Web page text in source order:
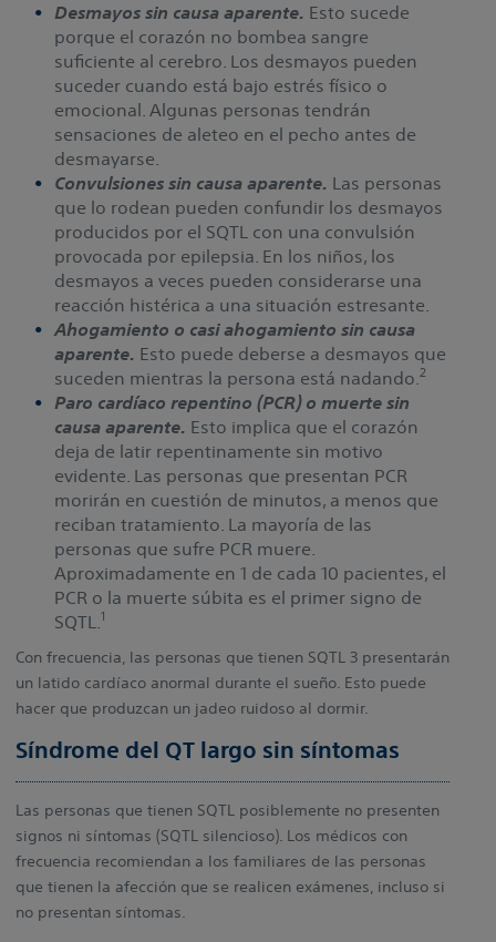
Desmayos sin causa aparente. Esto sucede
porque el corazón no bombea sangre
suficiente al cerebro. Los desmayos pueden
suceder cuando está bajo estrés físico o
emocional. Algunas personas tendrán
sensaciones de aleteo en el pecho antes de
desmayarse.
Convulsiones sin causa aparente. Las personas
que lo rodean pueden confundir los desmayos
producidos por el SQTL con una convulsión
provocada por epilepsia. En los niños, los
desmayos a veces pueden considerarse una
reacción histérica a una situación estresante.
Ahogamiento o casi ahogamiento sin causa
aparente. Esto puede deberse a desmayos que
suceden mientras la persona está nadando.2
Paro cardíaco repentino (PCR) o muerte sin
causa aparente. Esto implica que el corazón
deja de latir repentinamente sin motivo
evidente. Las personas que presentan PCR
morirán en cuestión de minutos, a menos que
reciban tratamiento. La mayoría de las
personas que sufre PCR muere.
Aproximadamente en 1 de cada 10 pacientes, el
PCR o la muerte súbita es el primer signo de
SQTL.1
Con frecuencia, las personas que tienen SQTL 3 presentarán
un latido cardíaco anormal durante el sueño. Esto puede
hacer que produzcan un jadeo ruidoso al dormir.
Síndrome del QT largo sin síntomas
Las personas que tienen SQTL posiblemente no presenten
signos ni síntomas (SQTL silencioso). Los médicos con
frecuencia recomiendan a los familiares de las personas
que tienen la afección que se realicen exámenes, incluso si
no presentan síntomas.